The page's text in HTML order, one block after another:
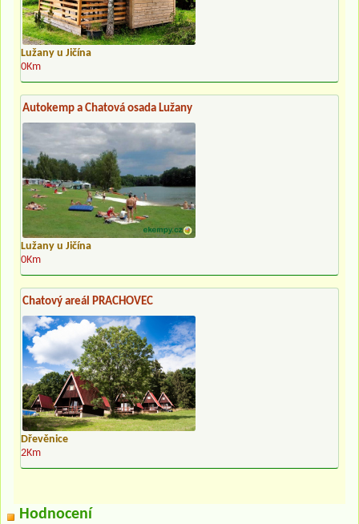
Lužany u Jičína
0Km
Autokemp a Chatová osada Lužany
Lužany u Jičína
0Km
Chatový areál PRACHOVEC
Dřevěnice
2Km
Hodnocení